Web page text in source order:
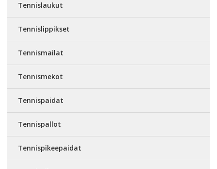
Tennislaukut
Tennislippikset
Tennismailat
Tennismekot
Tennispaidat
Tennispallot
Tennispikeepaidat